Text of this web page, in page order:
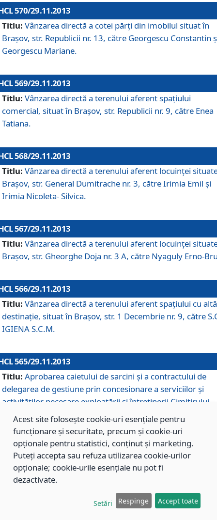
570/29.11.2013
Titlu: Vânzarea directă a cotei părţi din imobilul situat în
Braşov, str. Republicii nr. 13, către Georgescu Constantin
Georgescu Mariane.
569/29.11.2013
Titlu: Vânzarea directă a terenului aferent spaţiului
comercial, situat în Braşov, str. Republicii nr. 9, către Enea
Tatiana.
568/29.11.2013
Titlu: Vânzarea directă a terenului aferent locuinţei
Braşov, str. General Dumitrache nr. 3, către Irimia Emil şi
Irimia Nicoleta- Silvica.
567/29.11.2013
Titlu: Vânzarea directă a terenului aferent locuinţei
Braşov, str. Gheorghe Doja nr. 3 A, către Nyaguly Erno-
566/29.11.2013
Titlu: Vânzarea directă a terenului aferent spaţiului cu altă
destinaţie, situat în Braşov, str. 1 Decembrie nr. 9, către
IGIENA S.C.M.
565/29.11.2013
Titlu: Aprobarea caietului de sarcini şi a contractului de
delegarea de gestiune prin concesionare a serviciilor şi
activităţilor necesare exploatării şi întreţinerii Cimitirului
Municipal Braşov situat în str. Dimitrie Anghel nr. 19.
564/29.11.2013
Titlu: Completarea şi modificarea H.C.L. nr. 446/2013,
care s-a aprobat studiul de fundamentare pentru
Acest site folosește cookie-uri esențiale pentru
funcționare și securitate, precum și cookie-uri
opționale pentru statistici, conținut și marketing.
Puteți accepta sau refuza utilizarea cookie-urilor
opționale; cookie-urile esențiale nu pot fi
dezactivate.
Setări Respinge Accept toate